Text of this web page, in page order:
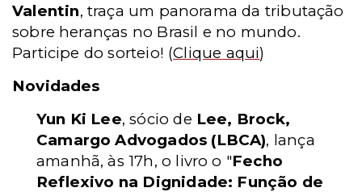
Valentin, traça um panorama da tributação
sobre heranças no Brasil e no mundo.
Participe do sorteio! (Clique aqui)
Novidades
Yun Ki Lee, sócio de Lee, Brock,
Camargo Advogados (LBCA), lança
amanhã, às 17h, o livro o "Fecho
Reflexivo na Dignidade: Função de